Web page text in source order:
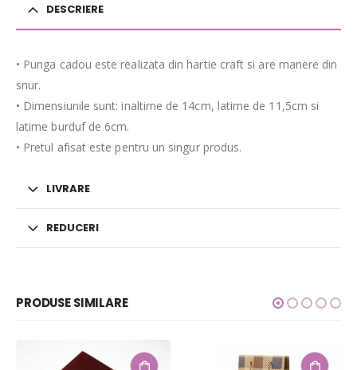
DESCRIERE
• Punga cadou este realizata din hartie craft si are manere din
snur.
• Dimensiunile sunt: inaltime de 14cm, latime de 11,5cm si
latime burduf de 6cm.
• Pretul afisat este pentru un singur produs.
LIVRARE
REDUCERI
PRODUSE SIMILARE